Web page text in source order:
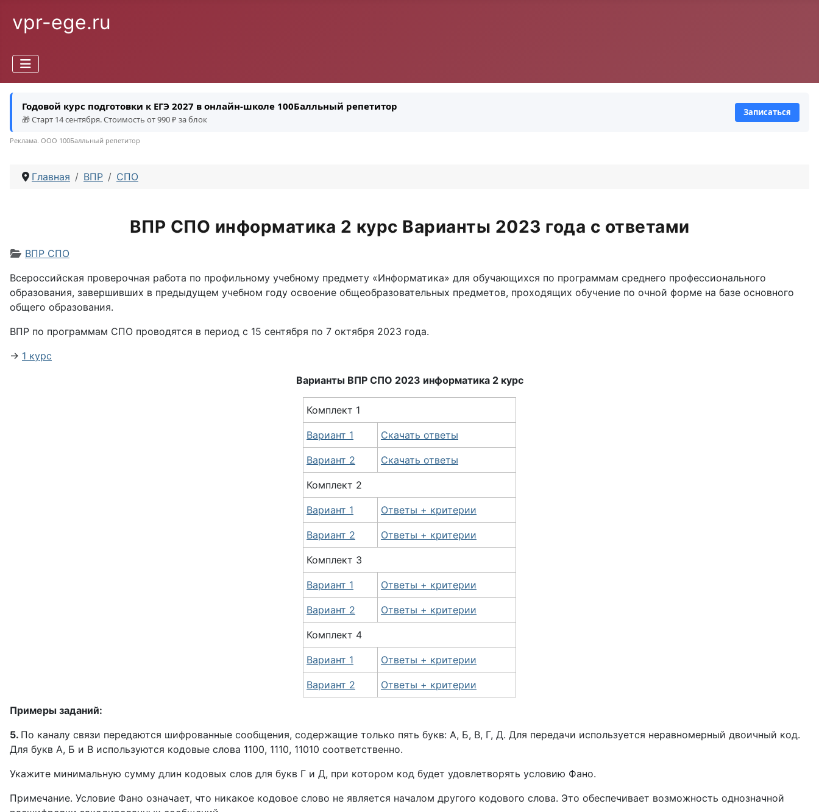
vpr-ege.ru
Годовой курс подготовки к ЕГЭ 2027 в онлайн-школе 100Балльный репетитор
🎁 Старт 14 сентября. Стоимость от 990 ₽ за блок
Записаться
Реклама. ООО 100Балльный репетитор
Главная ВПР СПО
ВПР СПО информатика 2 курс Варианты 2023 года с ответами
Информация о материале
ВПР СПО
Всероссийская проверочная работа по профильному учебному предмету «Информатика» для обучающихся по программам среднего профессионального
образования, завершивших в предыдущем учебном году освоение общеобразовательных предметов, проходящих обучение по очной форме на базе основного
общего образования.
ВПР по программам СПО проводятся в период с 15 сентября по 7 октября 2023 года.
→ 1 курс
Варианты ВПР СПО 2023 информатика 2 курс
Комплект 1
Вариант 1 Скачать ответы
Вариант 2 Скачать ответы
Комплект 2
Вариант 1 Ответы + критерии
Вариант 2 Ответы + критерии
Комплект 3
Вариант 1 Ответы + критерии
Вариант 2 Ответы + критерии
Комплект 4
Вариант 1 Ответы + критерии
Вариант 2 Ответы + критерии
Примеры заданий:
5. По каналу связи передаются шифрованные сообщения, содержащие только пять букв: А, Б, В, Г, Д. Для передачи используется неравномерный двоичный код.
Для букв А, Б и В используются кодовые слова 1100, 1110, 11010 соответственно.
Укажите минимальную сумму длин кодовых слов для букв Г и Д, при котором код будет удовлетворять условию Фано.
Примечание. Условие Фано означает, что никакое кодовое слово не является началом другого кодового слова. Это обеспечивает возможность однозначной